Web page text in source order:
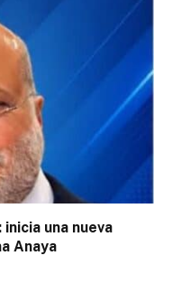
una nueva
Anaya